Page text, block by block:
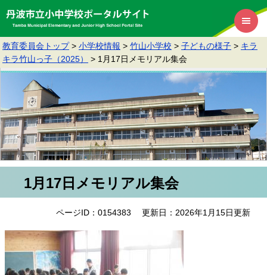
教育委員会トップ > 小学校情報 > 竹山小学校 > 子どもの様子 > キラ
キラ竹山っ子（2025）
> 1月17日メモリアル集会
1月17日メモリアル集会
ページID：0154383 更新日：2026年1月15日更新